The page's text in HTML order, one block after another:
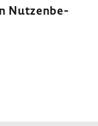
Nutzen­be­